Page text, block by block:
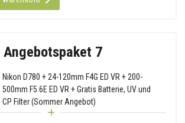
Angebotspaket 7
Nikon D780 + 24-120mm F4G ED VR + 200-
500mm F5.6E ED VR + Gratis Batterie, UV und
CP Filter (Sommer Angebot)